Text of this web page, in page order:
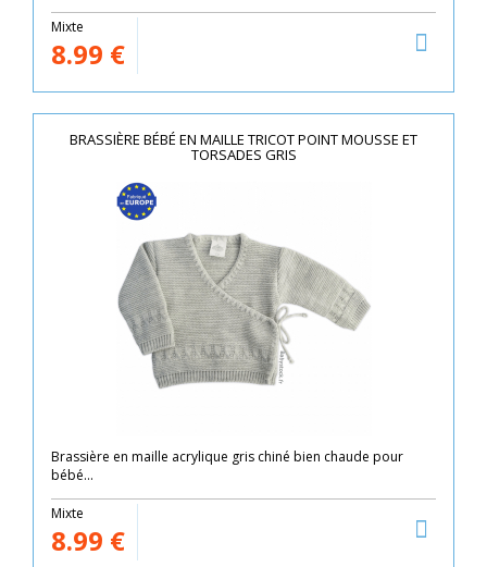
Mixte
8.99 €
BRASSIÈRE BÉBÉ EN MAILLE TRICOT POINT MOUSSE ET
TORSADES GRIS
Brassière en maille acrylique gris chiné bien chaude pour
bébé...
Mixte
8.99 €